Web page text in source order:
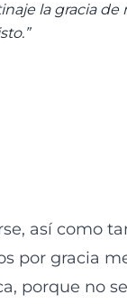
la gracia de
así como
por gracia
porque no